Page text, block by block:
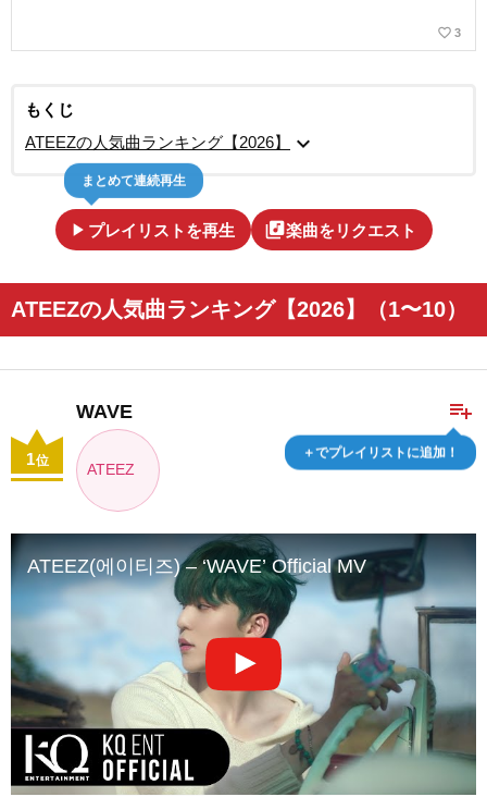
favorite_border 3
もくじ
ATEEZの人気曲ランキング【2026】
expand_more
play_arrow プレイリストを再生
まとめて連続再生
library_music楽曲をリクエスト
ATEEZの人気曲ランキング【2026】（1〜10）
playlist_add
＋でプレイリストに追加！
WAVE
ATEEZ
1位
ATEEZ(에이티즈) – ‘WAVE’ Official MV